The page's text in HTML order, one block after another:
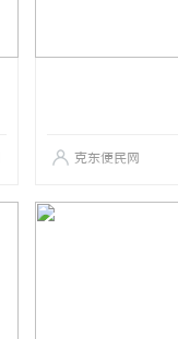
克东便民网